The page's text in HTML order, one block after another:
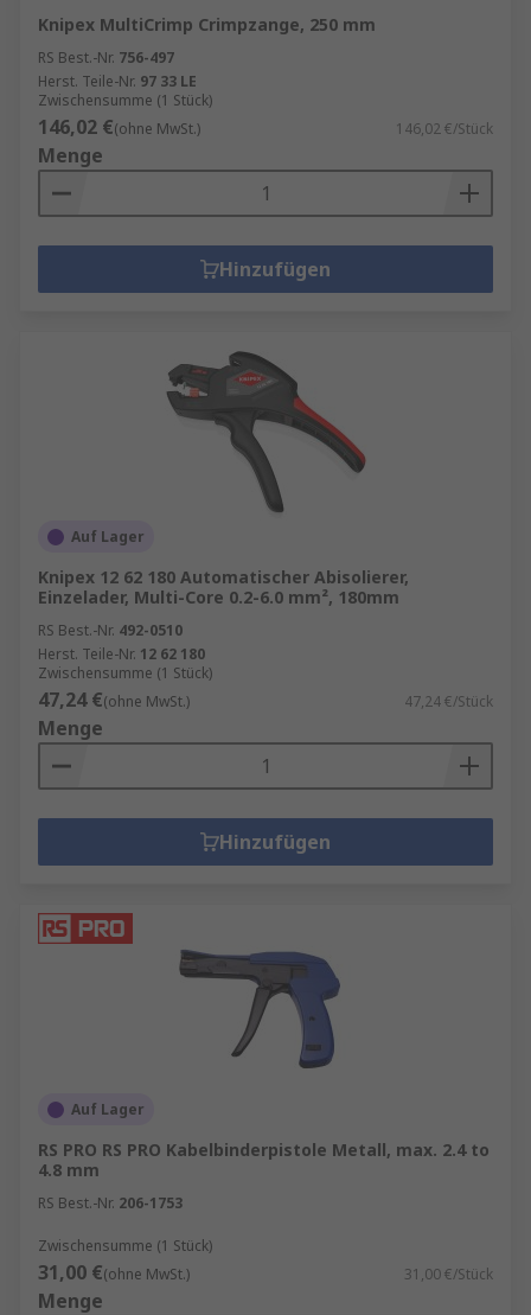
Knipex MultiCrimp Crimpzange, 250 mm
RS Best.-Nr. 756-497
Herst. Teile-Nr. 97 33 LE
Zwischensumme (1 Stück)
146,02 €(ohne MwSt.) 146,02 €/Stück
Menge
Hinzufügen
Auf Lager
Knipex 12 62 180 Automatischer Abisolierer,
Einzelader, Multi-Core 0.2-6.0 mm², 180mm
RS Best.-Nr. 492-0510
Herst. Teile-Nr. 12 62 180
Zwischensumme (1 Stück)
47,24 €(ohne MwSt.) 47,24 €/Stück
Menge
Hinzufügen
Auf Lager
RS PRO RS PRO Kabelbinderpistole Metall, max. 2.4 to
4.8 mm
RS Best.-Nr. 206-1753
Zwischensumme (1 Stück)
31,00 €(ohne MwSt.) 31,00 €/Stück
Menge